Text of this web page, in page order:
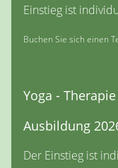
Einstieg ist
Buchen Sie sich einen
Yoga - Therapie
Ausbildung
Der Einstieg ist